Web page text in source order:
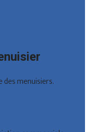
des menuisiers.